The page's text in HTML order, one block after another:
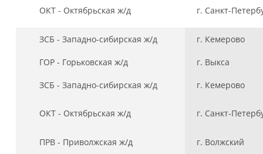
ОКТ - Октябрьская ж/д г. Санкт-
ЗСБ - Западно-сибирская ж/д г. Кемерово
ГОР - Горьковская ж/д г. Выкса
ЗСБ - Западно-сибирская ж/д г. Кемерово
ОКТ - Октябрьская ж/д г. Санкт-
ПРВ - Приволжская ж/д г. Волжский